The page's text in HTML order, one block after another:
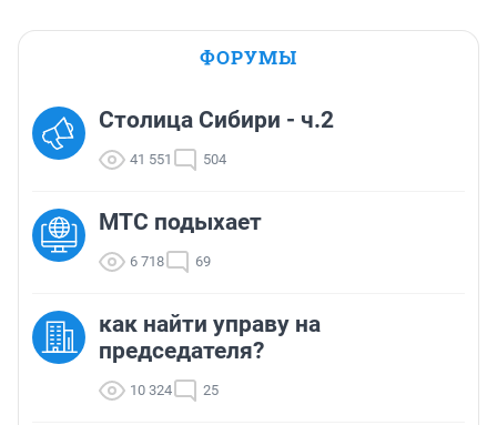
ФОРУМЫ
Столица Сибири - ч.2
41 551 504
МТС подыхает
6 718 69
как найти управу на
председателя?
10 324 25